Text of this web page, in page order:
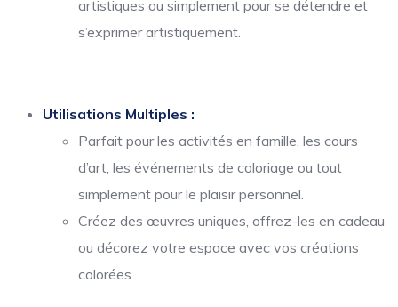
artistiques ou simplement pour se détendre et
s’exprimer artistiquement.
Utilisations Multiples :
Parfait pour les activités en famille, les cours
d’art, les événements de coloriage ou tout
simplement pour le plaisir personnel.
Créez des œuvres uniques, offrez-les en cadeau
ou décorez votre espace avec vos créations
colorées.